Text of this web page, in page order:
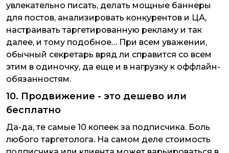
увлекательно писать, делать мощные баннеры
для постов, анализировать конкурентов и ЦА,
настраивать таргетированную рекламу и так
далее, и тому подобное… При всем уважении,
обычный секретарь вряд ли справится со всем
этим в одиночку, да еще и в нагрузку к оффлайн-
обязанностям.
10. Продвижение - это дешево или
бесплатно
Да-да, те самые 10 копеек за подписчика. Боль
любого таргетолога. На самом деле стоимость